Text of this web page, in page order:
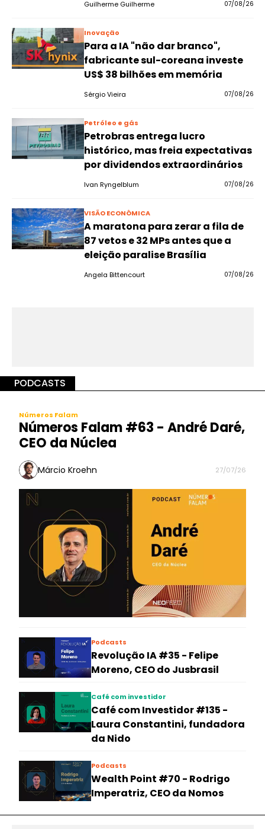
Guilherme Guilherme 07/08/26
Inovação
Para a IA "não dar branco",
fabricante sul-coreana investe
US$ 38 bilhões em memória
Sérgio Vieira 07/08/26
Petróleo e gás
Petrobras entrega lucro
histórico, mas freia expectativas
por dividendos extraordinários
Ivan Ryngelblum 07/08/26
VISÃO ECONÔMICA
A maratona para zerar a fila de
87 vetos e 32 MPs antes que a
eleição paralise Brasília
Angela Bittencourt 07/08/26
PODCASTS
Números Falam
Números Falam #63 - André Daré,
CEO da Núclea
Márcio Kroehn 27/07/26
Podcasts
Revolução IA #35 - Felipe
Moreno, CEO do Jusbrasil
Café com investidor
Café com Investidor #135 -
Laura Constantini, fundadora
da Nido
Podcasts
Wealth Point #70 - Rodrigo
Imperatriz, CEO da Nomos